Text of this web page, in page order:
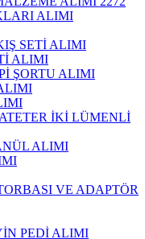
ALIMI
SETİ ALIMI
ALIMI
ŞORTU ALIMI
İKİ LÜMENLİ
ALIMI
VE ADAPTÖR
PEDİ ALIMI